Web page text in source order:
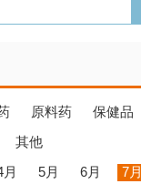
原料药 保健品
其他
月 5月 6月 7月